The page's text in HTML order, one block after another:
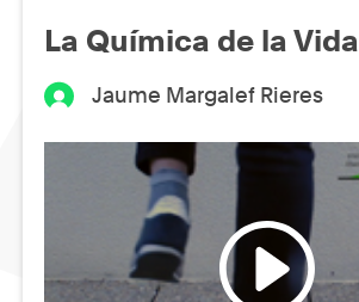
La Química de la Vida
Jaume Margalef Rieres